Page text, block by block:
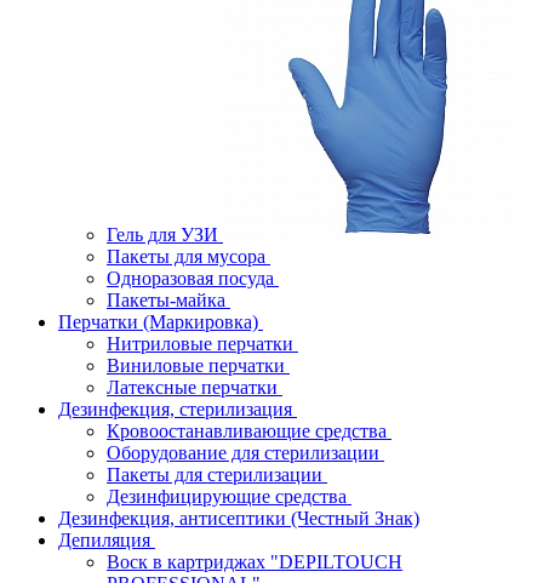
Гель для УЗИ
Пакеты для мусора
Одноразовая посуда
Пакеты-майка
Перчатки (Маркировка)
Нитриловые перчатки
Виниловые перчатки
Латексные перчатки
Дезинфекция, стерилизация
Кровоостанавливающие средства
Оборудование для стерилизации
Пакеты для стерилизации
Дезинфицирующие средства
Дезинфекция, антисептики (Честный Знак)
Депиляция
Воск в картриджах "DEPILTOUCH